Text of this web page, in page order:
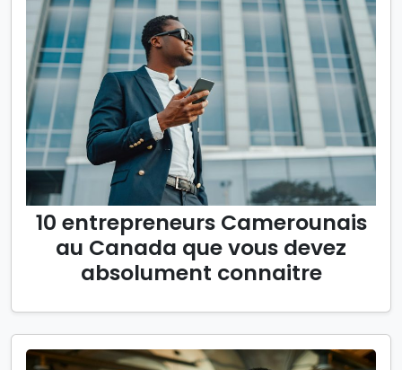
10 entrepreneurs Camerounais
au Canada que vous devez
absolument connaitre